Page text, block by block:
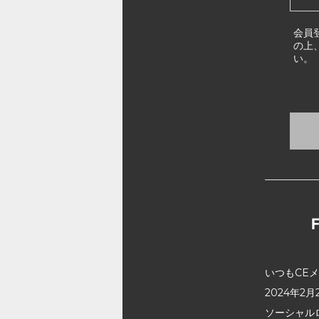
会員
の上
い。
いつもCE
2024年2月
ソーシャ